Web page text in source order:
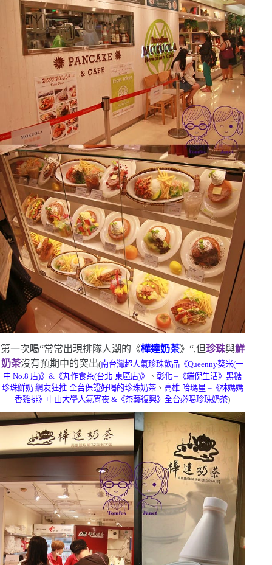
第一次喝“常常出現排隊人潮的《樺達奶茶》 “,但珍珠與鮮
奶茶沒有預期中的突出(南台灣超人氣珍珠飲品《Queenny葵米(一
中 No.8 店)》& 《丸作食茶(台北 東區店)》 、彰化 – 《端倪生活》黑糖
珍珠鮮奶.網友狂推 全台保證好喝的珍珠奶茶、 高雄 哈瑪星 –《林媽媽
香雞排》中山大學人氣宵夜 & 《茶藝復興》全台必喝珍珠奶茶)